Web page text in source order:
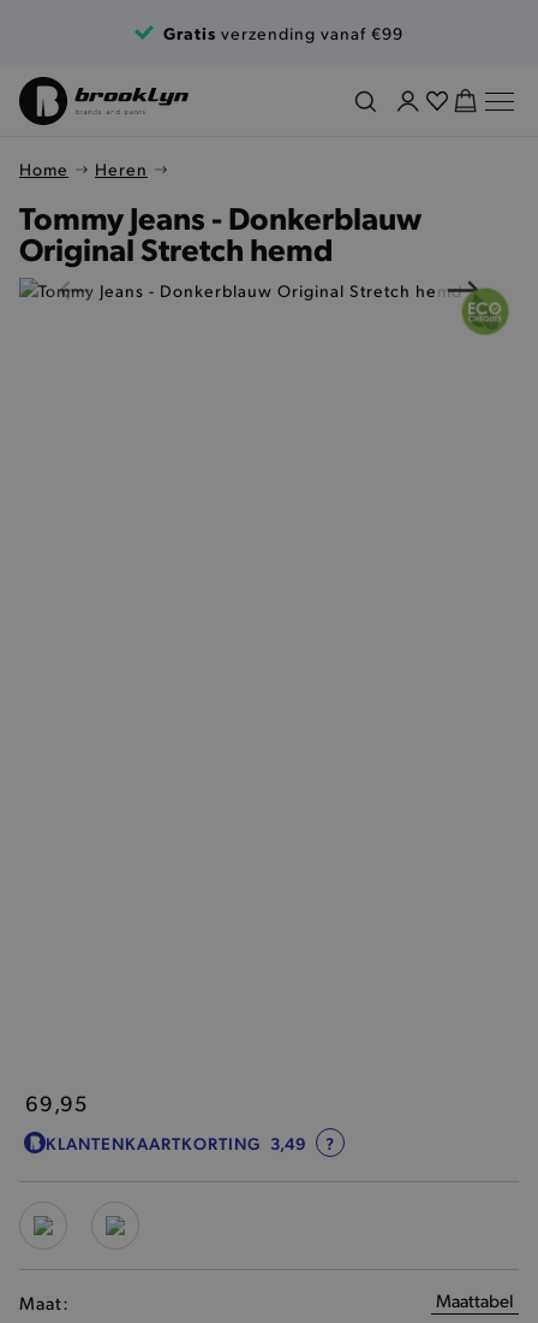
Gratis verzending vanaf €99
Home Heren
Tommy Jeans - Donkerblauw
Original Stretch hemd
69,95
KLANTENKAARTKORTING 3,49 ?
Maat: Maattabel